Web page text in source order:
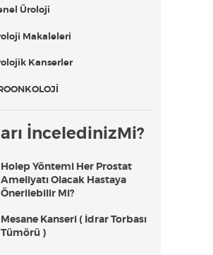
Üroloji
Makaleleri
Kanserler
İnceledinizMi?
Holep Yöntemi Her Prostat
Ameliyatı Olacak Hastaya
Önerilebilir Mi?
Mesane Kanseri ( İdrar Torbası
Tümörü )